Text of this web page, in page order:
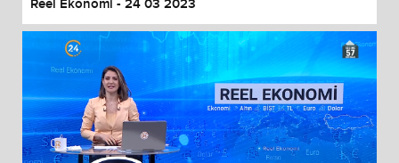
Reel Ekonomi - 24 03 2023